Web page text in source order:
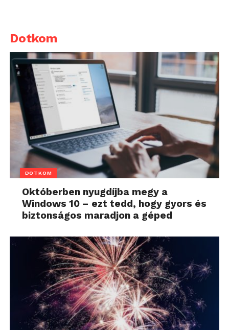
Dotkom
DOTKOM
Októberben nyugdíjba megy a
Windows 10 – ezt tedd, hogy gyors és
biztonságos maradjon a géped